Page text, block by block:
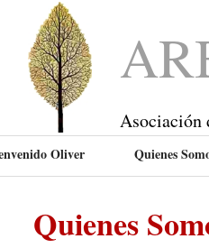
Asociación
Oliver Quienes
Quienes